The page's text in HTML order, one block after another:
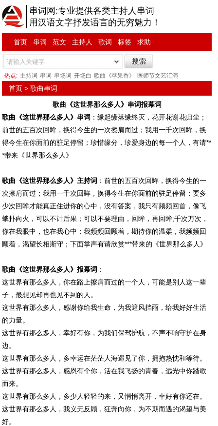
串词网:专业提供各类主持人串词
用汉语文字抒发语言的无穷魅力！
首页 串词 范文 主持人 歌词 标签 求助
热点: 主持词 串词 串场词 开场白 歌曲《苹果香》 医师节文艺汇演
首页 >歌曲串词
歌曲《这世界那么多人》串词报幕词
歌曲《这世界那么多人》串词 ：缘起缘落缘终灭，花开花谢花归尘；
前世的五百次回眸，换得今生的一次擦肩而过；我用一千次回眸，换
得今生在你面前的驻足停留；珍惜缘分，珍爱身边的每一个人，有请**
*带来《世界那么多人》
歌曲《这世界那么多人》主持词 ：前世的五百次回眸，换得今生的一
次擦肩而过；我用一千次回眸，换得今生在你面前的驻足停留；要多
少次回眸才能真正住进你的心中，没有答案，我只有频频回首，像飞
蛾扑向火，可以不计后果；可以不要理由，回眸，再回眸;千次万次，
你在我眼中，也在我心中；我频频回顾着，期待你的温柔，我频频回
顾着，渴望长相斯守；下面掌声有请欣赏***带来的《世界那么多人》
歌曲《这世界那么多人》报幕词 ：
这世界有那么多人，你在路上擦肩而过的一个人，可能是别人这一辈
子，最想见却再也见不到的人。
这世界有那么多人，感谢你给我生命，为我遮风挡雨，给我好好生活
的力量。
这世界有那么多人，幸好有你，为我们保驾护航，不声不响守护在身
边。
这世界有那么多人，多幸运在茫茫人海遇见了你，拥抱热忱和等待。
这世界有那么多人，感恩有个你，活在我飞扬的青春，远光中你踏歌
而来。
这世界有那么多人，多少人轻轻的来，又悄悄离开，幸好有你还在。
这世界有那么多人，我义无反顾，狂奔向你，为不期而遇的渴望与美
好。